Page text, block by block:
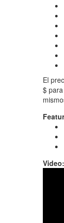
El
$
Video: